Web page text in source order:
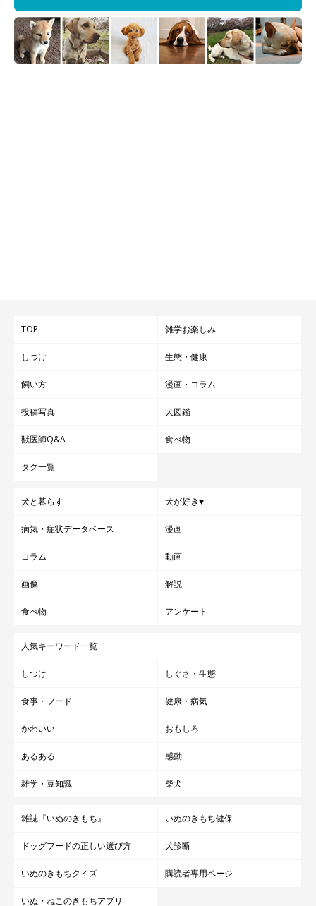
今流行の犬連れキャンプ。豊かな大自然のなかで、楽しい思い出
がたくさんつくれそうですね。マナーや注意事項を守って、思う
存分楽しみましょう。
TOP 雑学お楽しみ
しつけ 生態・健康
飼い方 漫画・コラム
投稿写真 犬図鑑
獣医師Q&A 食べ物
タグ一覧
犬と暮らす 犬が好き♥
病気・症状データベース 漫画
コラム 動画
画像 解説
食べ物 アンケート
人気キーワード一覧
しつけ しぐさ・生態
食事・フード 健康・病気
かわいい おもしろ
あるある 感動
雑学・豆知識 柴犬
雑誌『いぬのきもち』 いぬのきもち健保
ドッグフードの正しい選び方 犬診断
いぬのきもちクイズ 購読者専用ページ
いぬ・ねこのきもちアプリ